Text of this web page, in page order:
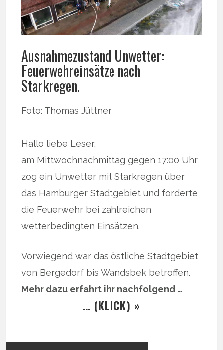
Ausnahmezustand Unwetter:
Feuerwehreinsätze nach
Starkregen.
Foto: Thomas Jüttner
Hallo liebe Leser,
am Mittwochnachmittag gegen 17:00 Uhr
zog ein Unwetter mit Starkregen über
das Hamburger Stadtgebiet und forderte
die Feuerwehr bei zahlreichen
wetterbedingten Einsätzen.
Vorwiegend war das östliche Stadtgebiet
von Bergedorf bis Wandsbek betroffen.
Mehr dazu erfahrt ihr nachfolgend …
… (KLICK) »